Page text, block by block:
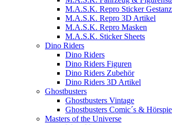
M.A.S.K. Repro Sticker
M.A.S.K. Repro 3D Artikel
M.A.S.K. Repro Masken
M.A.S.K. Sticker Sheets
Dino Riders
Dino Riders
Dino Riders Figuren
Dino Riders Zubehör
Dino Riders 3D Artikel
Ghostbusters
Ghostbusters Vintage
Ghostbusters Comic´s &
Masters of the Universe